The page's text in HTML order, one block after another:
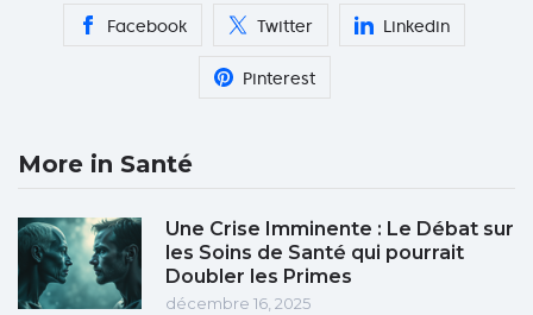
Facebook Twitter Linkedin
Pinterest
More in Santé
Une Crise Imminente : Le Débat sur
les Soins de Santé qui pourrait
Doubler les Primes
décembre 16, 2025